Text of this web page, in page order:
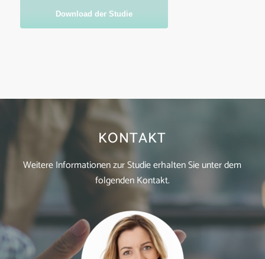
Download der Studie
KONTAKT
Weitere Informationen zur Studie erhalten Sie unter dem
folgenden Kontakt.